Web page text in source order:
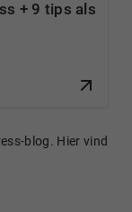
+ 9 tips als
blog. Hier vind